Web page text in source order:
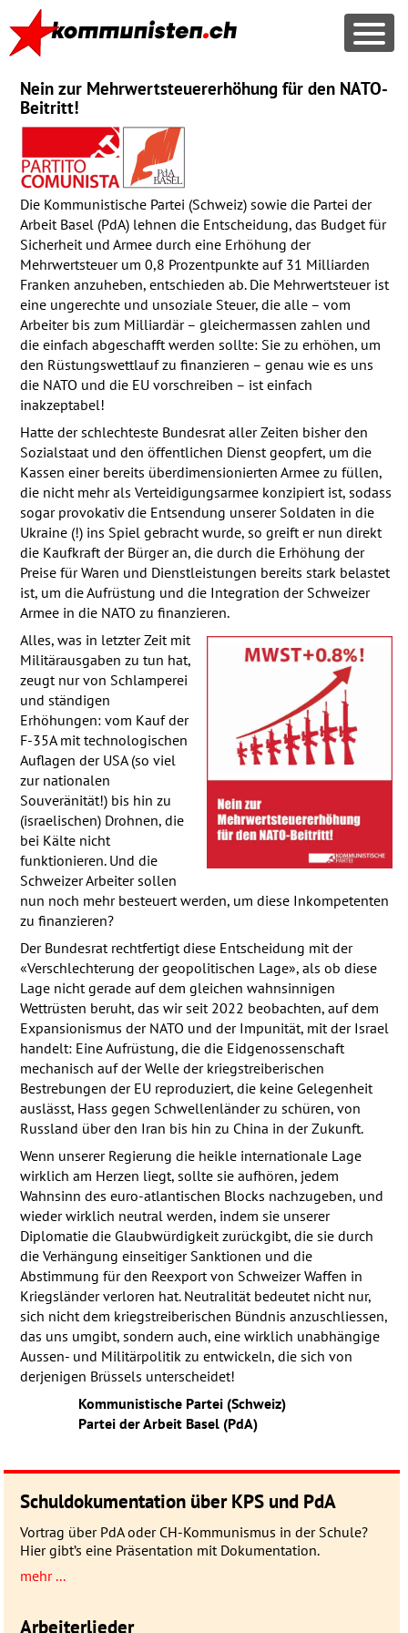
Nein zur Mehrwertsteuererhöhung für den NATO-
Beitritt!
Die Kommunistische Partei (Schweiz) sowie die Partei der
Arbeit Basel (PdA) lehnen die Entscheidung, das Budget für
Sicherheit und Armee durch eine Erhöhung der
Mehrwertsteuer um 0,8 Prozentpunkte auf 31 Milliarden
Franken anzuheben, entschieden ab. Die Mehrwertsteuer ist
eine ungerechte und unsoziale Steuer, die alle – vom
Arbeiter bis zum Milliardär – gleichermassen zahlen und
die einfach abgeschafft werden sollte: Sie zu erhöhen, um
den Rüstungswettlauf zu finanzieren – genau wie es uns
die NATO und die EU vorschreiben – ist einfach
inakzeptabel!
Hatte der schlechteste Bundesrat aller Zeiten bisher den
Sozialstaat und den öffentlichen Dienst geopfert, um die
Kassen einer bereits überdimensionierten Armee zu füllen,
die nicht mehr als Verteidigungsarmee konzipiert ist, sodass
sogar provokativ die Entsendung unserer Soldaten in die
Ukraine (!) ins Spiel gebracht wurde, so greift er nun direkt
die Kaufkraft der Bürger an, die durch die Erhöhung der
Preise für Waren und Dienstleistungen bereits stark belastet
ist, um die Aufrüstung und die Integration der Schweizer
Armee in die NATO zu finanzieren.
Alles, was in letzter Zeit mit
Militärausgaben zu tun hat,
zeugt nur von Schlamperei
und ständigen
Erhöhungen: vom Kauf der
F-35A mit technologischen
Auflagen der USA(so viel
zur nationalen
Souveränität!) bis hin zu
(israelischen) Drohnen, die
bei Kälte nicht
funktionieren. Und die
Schweizer Arbeiter sollen
nun noch mehr besteuert werden, um diese Inkompetenten
zu finanzieren?
Der Bundesrat rechtfertigt diese Entscheidung mit der
«Verschlechterung der geopolitischen Lage», als ob diese
Lage nicht gerade auf dem gleichen wahnsinnigen
Wettrüsten beruht, das wir seit 2022 beobachten, auf dem
Expansionismus der NATO und der Impunität, mit der Israel
handelt: Eine Aufrüstung, die die Eidgenossenschaft
mechanisch auf der Welle der kriegstreiberischen
Bestrebungen der EU reproduziert, die keine Gelegenheit
auslässt, Hass gegen Schwellenländer zu schüren, von
Russland über den Iran bis hin zu China in der Zukunft.
Wenn unserer Regierung die heikle internationale Lage
wirklich am Herzen liegt, sollte sie aufhören, jedem
Wahnsinn des euro-atlantischen Blocks nachzugeben, und
wieder wirklich neutral werden, indem sie unserer
Diplomatie die Glaubwürdigkeit zurückgibt, die sie durch
die Verhängung einseitiger Sanktionen und die
Abstimmung für den Reexport von Schweizer Waffen in
Kriegsländer verloren hat. Neutralität bedeutet nicht nur,
sich nicht dem kriegstreiberischen Bündnis anzuschliessen,
das uns umgibt, sondern auch, eine wirklich unabhängige
Aussen- und Militärpolitik zu entwickeln, die sich von
derjenigen Brüssels unterscheidet!
Kommunistische Partei (Schweiz)
Partei der Arbeit Basel (PdA)
Schuldokumentation über KPS und PdA
Vortrag über PdA oder CH-Kommunismus in der Schule?
Hier gibt’s eine Präsentation mit Dokumentation.
mehr ...
Arbeiterlieder